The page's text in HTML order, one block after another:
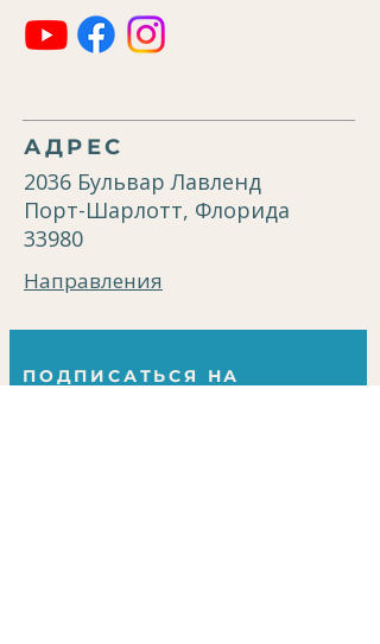
АДРЕС
2036 Бульвар Лавленд
Порт-Шарлотт, Флорида
33980
Направления
ПОДПИСАТЬСЯ НА